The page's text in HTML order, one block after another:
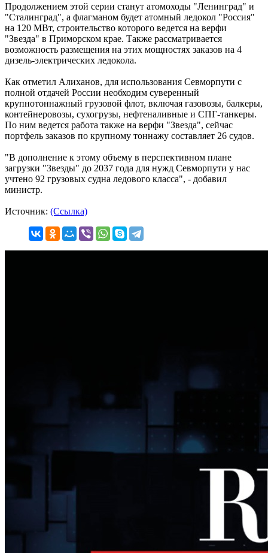
Продолжением этой серии станут атомоходы "Ленинград" и
"Сталинград", а флагманом будет атомный ледокол "Россия"
на 120 МВт, строительство которого ведется на верфи
"Звезда" в Приморском крае. Также рассматривается
возможность размещения на этих мощностях заказов на 4
дизель-электрических ледокола.
Как отметил Алиханов, для использования Севморпути с
полной отдачей России необходим суверенный
крупнотоннажный грузовой флот, включая газовозы, балкеры,
контейнеровозы, сухогрузы, нефтеналивные и СПГ-танкеры.
По ним ведется работа также на верфи "Звезда", сейчас
портфель заказов по крупному тоннажу составляет 26 судов.
"В дополнение к этому объему в перспективном плане
загрузки "Звезды" до 2037 года для нужд Севморпути у нас
учтено 92 грузовых судна ледового класса", - добавил
министр.
Источник: (Ссылка)